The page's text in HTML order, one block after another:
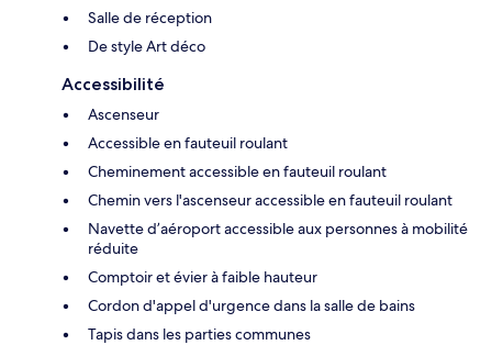
Salle de réception
De style Art déco
Accessibilité
Ascenseur
Accessible en fauteuil roulant
Cheminement accessible en fauteuil roulant
Chemin vers l'ascenseur accessible en fauteuil roulant
Navette d’aéroport accessible aux personnes à mobilité
réduite
Comptoir et évier à faible hauteur
Cordon d'appel d'urgence dans la salle de bains
Tapis dans les parties communes